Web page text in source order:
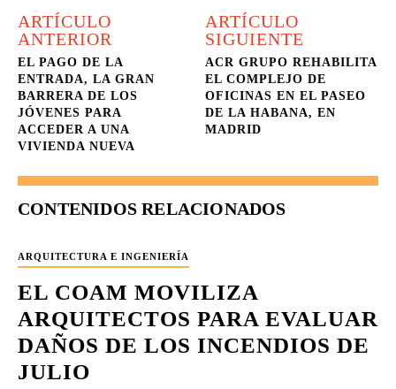
ARTÍCULO
ANTERIOR
EL PAGO DE LA
ENTRADA, LA GRAN
BARRERA DE LOS
JÓVENES PARA
ACCEDER A UNA
VIVIENDA NUEVA
ARTÍCULO
SIGUIENTE
ACR GRUPO REHABILITA
EL COMPLEJO DE
OFICINAS EN EL PASEO
DE LA HABANA, EN
MADRID
CONTENIDOS RELACIONADOS
ARQUITECTURA E INGENIERÍA
EL COAM MOVILIZA
ARQUITECTOS PARA EVALUAR
DAÑOS DE LOS INCENDIOS DE
JULIO